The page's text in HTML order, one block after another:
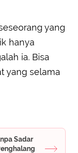
yang
hanya
ia. Bisa
yang selama
Sadar